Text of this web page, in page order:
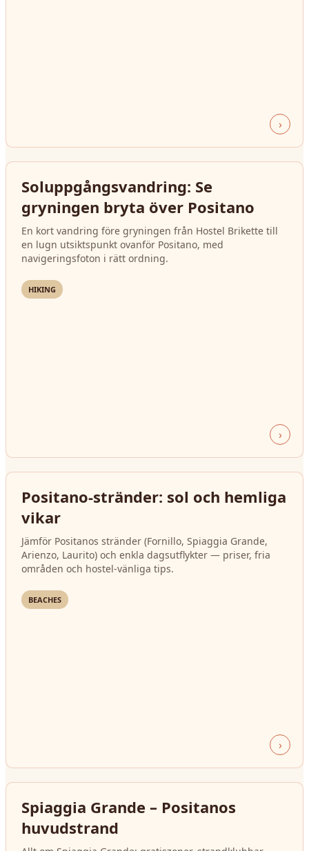
›
Soluppgångsvandring: Se
gryningen bryta över Positano
En kort vandring före gryningen från Hostel Brikette till
en lugn utsiktspunkt ovanför Positano, med
navigeringsfoton i rätt ordning.
HIKING
›
Positano-stränder: sol och hemliga
vikar
Jämför Positanos stränder (Fornillo, Spiaggia Grande,
Arienzo, Laurito) och enkla dagsutflykter — priser, fria
områden och hostel‑vänliga tips.
BEACHES
›
Spiaggia Grande – Positanos
huvudstrand